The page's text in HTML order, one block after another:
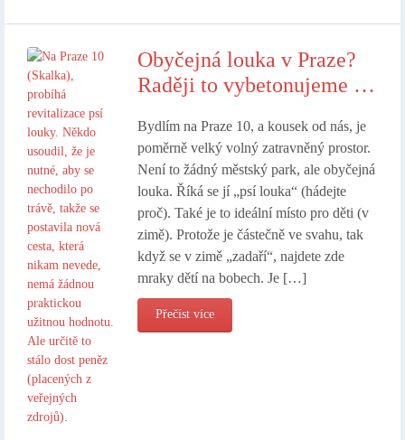
Obyčejná louka v Praze?
Raději to vybetonujeme …
Bydlím na Praze 10, a kousek od nás, je
poměrně velký volný zatravněný prostor.
Není to žádný městský park, ale obyčejná
louka. Říká se jí „psí louka“ (hádejte
proč). Také je to ideální místo pro děti (v
zimě). Protože je částečně ve svahu, tak
když se v zimě „zadaří“, najdete zde
mraky dětí na bobech. Je […]
Přečíst více